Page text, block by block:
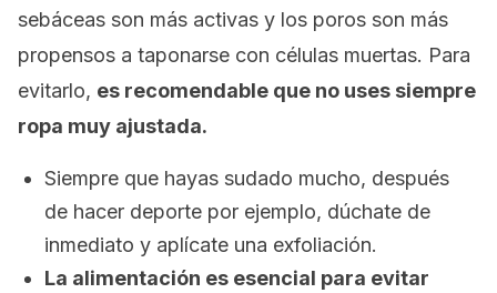
sebáceas son más activas y los poros son más
propensos a taponarse con células muertas. Para
evitarlo, es recomendable que no uses siempre
ropa muy ajustada.
Siempre que hayas sudado mucho, después
de hacer deporte por ejemplo, dúchate de
inmediato y aplícate una exfoliación.
La alimentación es esencial para evitar